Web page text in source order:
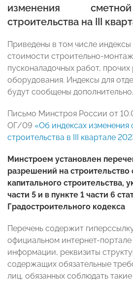
изменения
строительства на III
Приведены в том числе
стоимости строительно-
пусконаладочных работ, прочих
оборудования. Индексы для
будут сообщены дополнительно.
Письмо Минстроя России от
ОГ/09 «Об индексах
строительства в III квартале
Минстроем установлен
разрешений на строительство
капитального строительства,
части 5 и в пункте 1 части 6
Градостроительного кодекса
Перечень содержит
официальном интернет-
информации, реквизиты
содержащих обязательные
лиц, обязанных соблюдать